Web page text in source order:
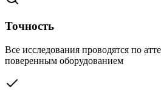
Точность
Все исследования проводятся по
поверенным оборудованием